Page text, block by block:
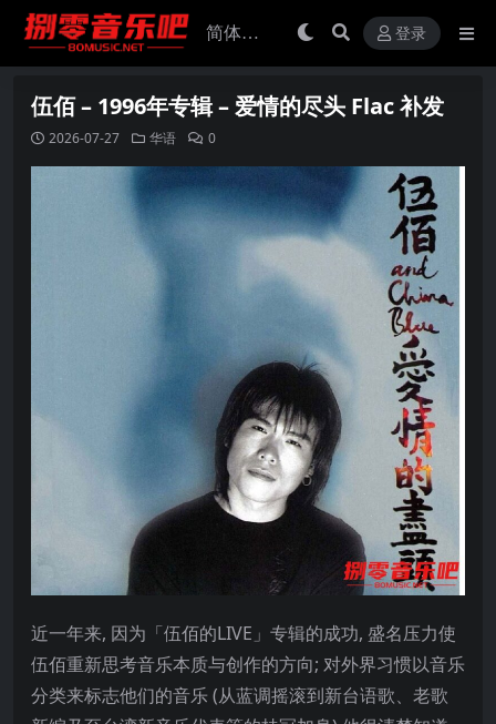
登录
伍佰 – 1996年专辑 – 爱情的尽头 Flac 补发
2026-07-27 华语 0
近一年来, 因为「伍佰的LIVE」专辑的成功, 盛名压力使
伍佰重新思考音乐本质与创作的方向; 对外界习惯以音乐
分类来标志他们的音乐 (从蓝调摇滚到新台语歌、老歌